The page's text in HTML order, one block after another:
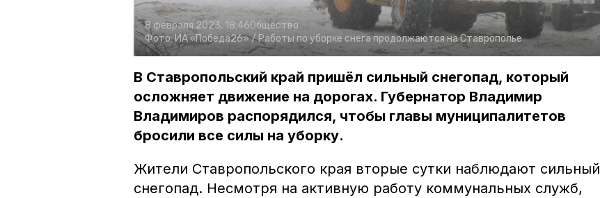
8 февраля 2023, 18:46Общество
Фото:ИА «Победа26» /Работы по уборке снега продолжаются на Ставрополье
В Ставропольский край пришёл сильный снегопад, который
осложняет движение на дорогах. Губернатор Владимир
Владимиров распорядился, чтобы главы муниципалитетов
бросили все силы на уборку.
Жители Ставропольского края вторые сутки наблюдают сильный
снегопад. Несмотря на активную работу коммунальных служб,